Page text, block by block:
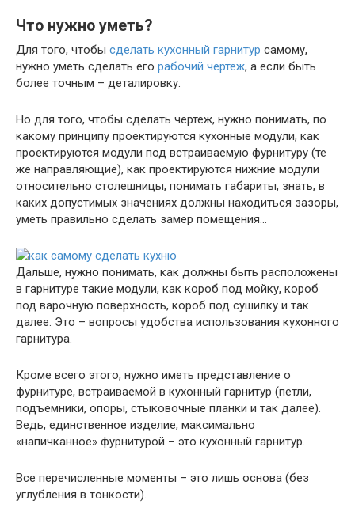
Что нужно уметь?
Для того, чтобы сделать кухонный гарнитур самому,
нужно уметь сделать его рабочий чертеж, а если быть
более точным – деталировку.
Но для того, чтобы сделать чертеж, нужно понимать, по
какому принципу проектируются кухонные модули, как
проектируются модули под встраиваемую фурнитуру (те
же направляющие), как проектируются нижние модули
относительно столешницы, понимать габариты, знать, в
каких допустимых значениях должны находиться зазоры,
уметь правильно сделать замер помещения…
Дальше, нужно понимать, как должны быть расположены
в гарнитуре такие модули, как короб под мойку, короб
под варочную поверхность, короб под сушилку и так
далее. Это – вопросы удобства использования кухонного
гарнитура.
Кроме всего этого, нужно иметь представление о
фурнитуре, встраиваемой в кухонный гарнитур (петли,
подъемники, опоры, стыковочные планки и так далее).
Ведь, единственное изделие, максимально
«напичканное» фурнитурой – это кухонный гарнитур.
Все перечисленные моменты – это лишь основа (без
углубления в тонкости).